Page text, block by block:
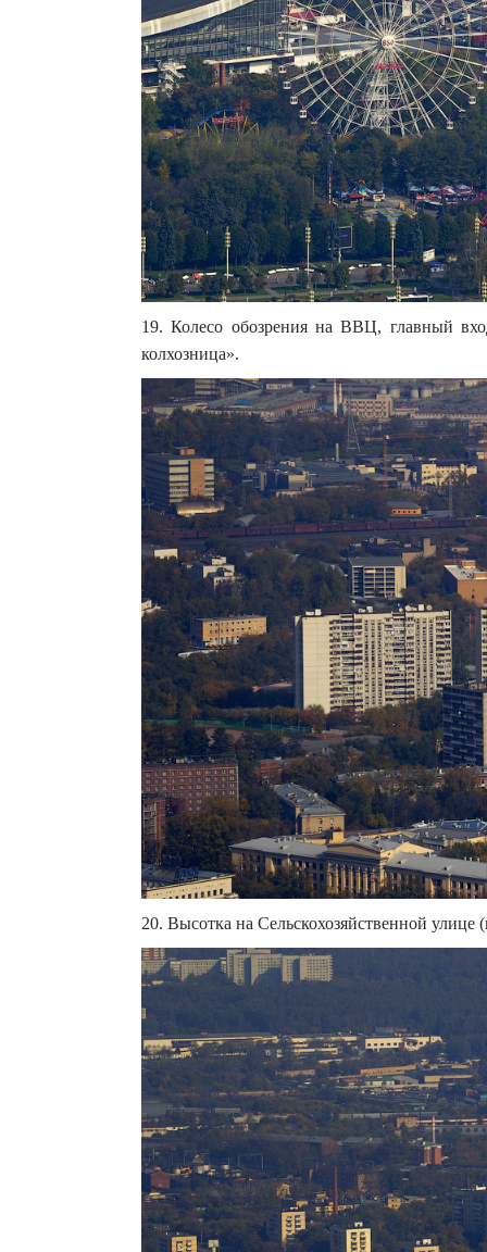
19. Колесо обозрения на ВВЦ, главный
колхозница».
20. Высотка на Сельскохозяйственной улице